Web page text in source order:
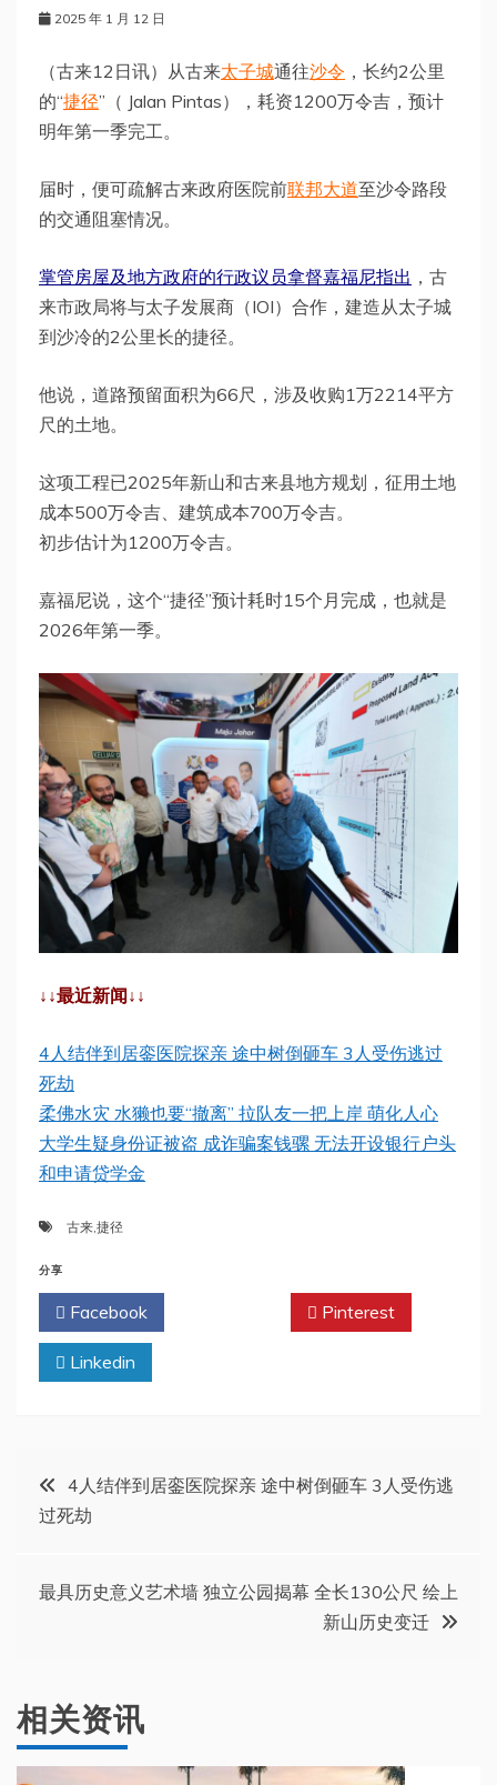
2025 年 1 月 12 日
（古来12日讯）从古来太子城通往沙令 ，长约2公里
的“捷径”（ Jalan Pintas），耗资1200万令吉，预计
明年第一季完工。
届时，便可疏解古来政府医院前联邦大道至沙令路段
的交通阻塞情况。
掌管房屋及地方政府的行政议员拿督嘉福尼指出 ，古
来市政局将与太子发展商（IOI）合作，建造从太子城
到沙冷的2公里长的捷径。
他说，道路预留面积为66尺，涉及收购1万2214平方
尺的土地。
这项工程已2025年新山和古来县地方规划，征用土地
成本500万令吉、建筑成本700万令吉。
初步估计为1200万令吉。
嘉福尼说，这个“捷径”预计耗时15个月完成，也就是
2026年第一季。
↓↓最近新闻↓↓
4人结伴到居銮医院探亲 途中树倒砸车 3人受伤逃过
死劫
柔佛水灾 水獭也要“撤离” 拉队友一把上岸 萌化人心
大学生疑身份证被盗 成诈骗案钱骡 无法开设银行户头
和申请贷学金
古来,捷径
分享
Facebook Pinterest
Linkedin
文
章
导
4人结伴到居銮医院探亲 途中树倒砸车 3人受伤逃
过死劫
最具历史意义艺术墙 独立公园揭幕 全长130公尺 绘上
新山历史变迁
相关资讯